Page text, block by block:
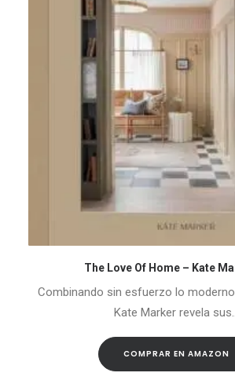
The Love Of Home – Kate
Combinando sin esfuerzo lo
Kate Marker revela sus…
COMPRAR EN AMAZON